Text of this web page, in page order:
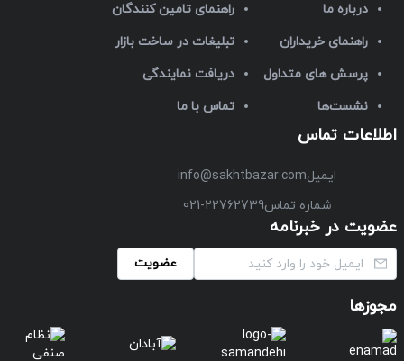
درباره ما
راهنمای خریداران
پرسش های متداول
نشست‌ها
راهنمای تامین کنندگان
تبلیغات در ساخت بازار
دریافت نمایندگی
تماس با ما
اطلاعات تماس
ایمیلinfo@sakhtbazar.com
شماره تماس021-22762739
عضویت در خبرنامه
عضویت
مجوزها